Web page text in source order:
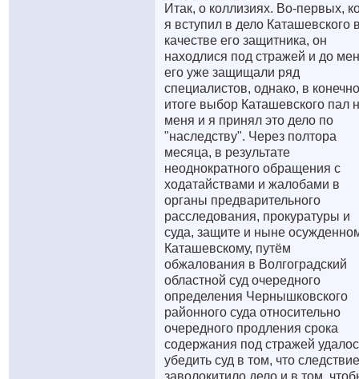
Итак, о коллизиях. Во-первых,
я вступил в дело Каташевского
качестве его защитника, он
находлися под стражей и до
его уже защищали ряд
специалистов, однако, в
итоге выбор Каташевского пал
меня и я принял это дело по
"наследству". Через полтора
месяца, в результате
неоднократного обращения с
ходатайствами и жалобами в
органы предварительного
расследования, прокуратуры и
суда, защите и ныне
Каташевскому, путём
обжалования в Волгоградский
областной суд очередного
определения Чернышковского
районного суда относительно
очередного продления срока
содержания под стражей
убедить суд в том, что следствие
заволокитило дело и в том,